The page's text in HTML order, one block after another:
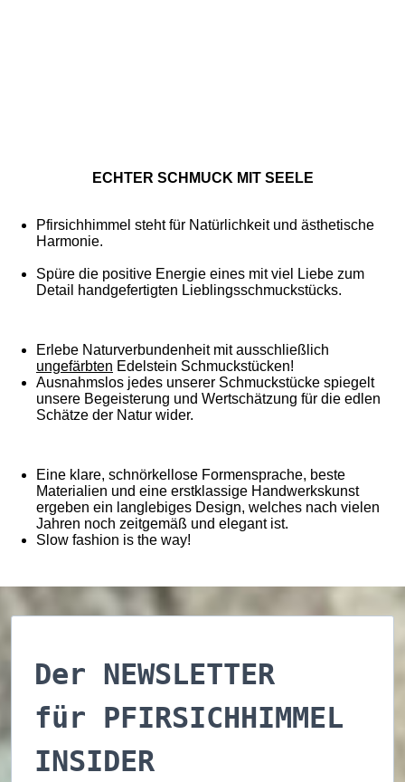
ECHTER SCHMUCK MIT SEELE
Pfirsichhimmel steht für Natürlichkeit und ästhetische
Harmonie.
Spüre die positive Energie eines mit viel Liebe zum
Detail handgefertigten Lieblingsschmuckstücks.
Erlebe Naturverbundenheit mit ausschließlich
ungefärbten Edelstein Schmuckstücken!
Ausnahmslos jedes unserer Schmuckstücke spiegelt
unsere Begeisterung und Wertschätzung für die edlen
Schätze der Natur wider.
Eine klare, schnörkellose Formensprache, beste
Materialien und eine erstklassige Handwerkskunst
ergeben ein langlebiges Design, welches nach vielen
Jahren noch zeitgemäß und elegant ist.
Slow fashion is the way!
Der NEWSLETTER
für PFIRSICHHIMMEL
INSIDER